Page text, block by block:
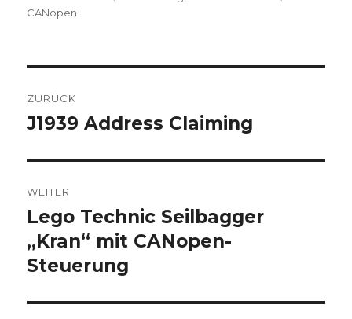
CANopen
ZURÜCK
Vorheriger
J1939 Address Claiming
WEITER
Nächster
Beitrag:
Lego Technic Seilbagger
„Kran“ mit CANopen-
Steuerung